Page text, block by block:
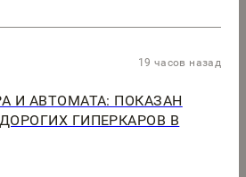
19 часов назад
И АВТОМАТА: ПОКАЗАН
ГИПЕРКАРОВ В